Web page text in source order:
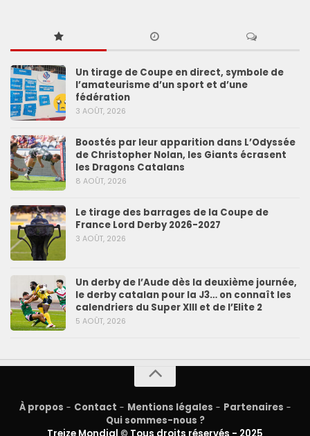
Un tirage de Coupe en direct, symbole de
l’amateurisme d’un sport et d’une
fédération
3 AOÛT, 2026
Boostés par leur apparition dans L’Odyssée
de Christopher Nolan, les Giants écrasent
les Dragons Catalans
8 AOÛT, 2026
Le tirage des barrages de la Coupe de
France Lord Derby 2026-2027
3 AOÛT, 2026
Un derby de l’Aude dès la deuxième journée,
le derby catalan pour la J3… on connaît les
calendriers du Super XIII et de l’Elite 2
5 AOÛT, 2026
À propos - Contact - Mentions légales - Partenaires -
Qui sommes-nous ?